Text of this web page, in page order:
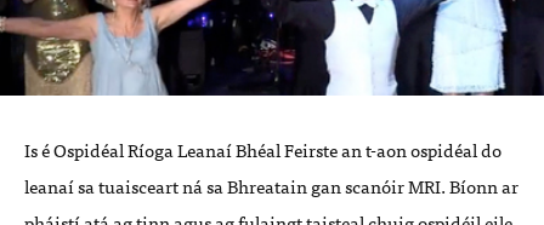
Is é Ospidéal Ríoga Leanaí Bhéal Feirste an t-aon ospidéal do
leanaí sa tuaisceart ná sa Bhreatain gan scanóirMRI. Bíonn ar